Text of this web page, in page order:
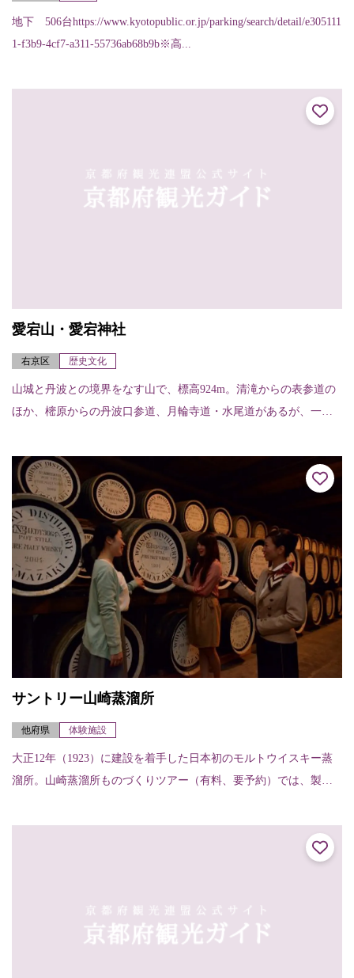
地下 506台https://www.kyotopublic.or.jp/parking/search/detail/e305111
1-f3b9-4cf7-a311-55736ab68b9b※高...
愛宕山・愛宕神社
右京区 歴史文化
山城と丹波との境界をなす山で、標高924m。清滝からの表参道の
ほか、樒原からの丹波口参道、月輪寺道・水尾道があるが、一般
社があり、古く...
サントリー山崎蒸溜所
他府県 体験施設
大正12年（1923）に建設を着手した日本初のモルトウイスキー蒸
溜所。山崎蒸溜所ものづくりツアー（有料、要予約）では、製造
のテイスティン...